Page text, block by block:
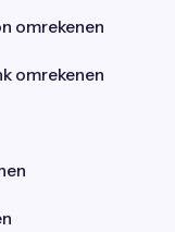
omrekenen
omrekenen